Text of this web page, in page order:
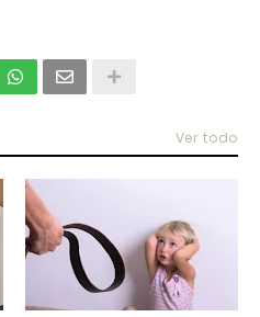
Ver todo